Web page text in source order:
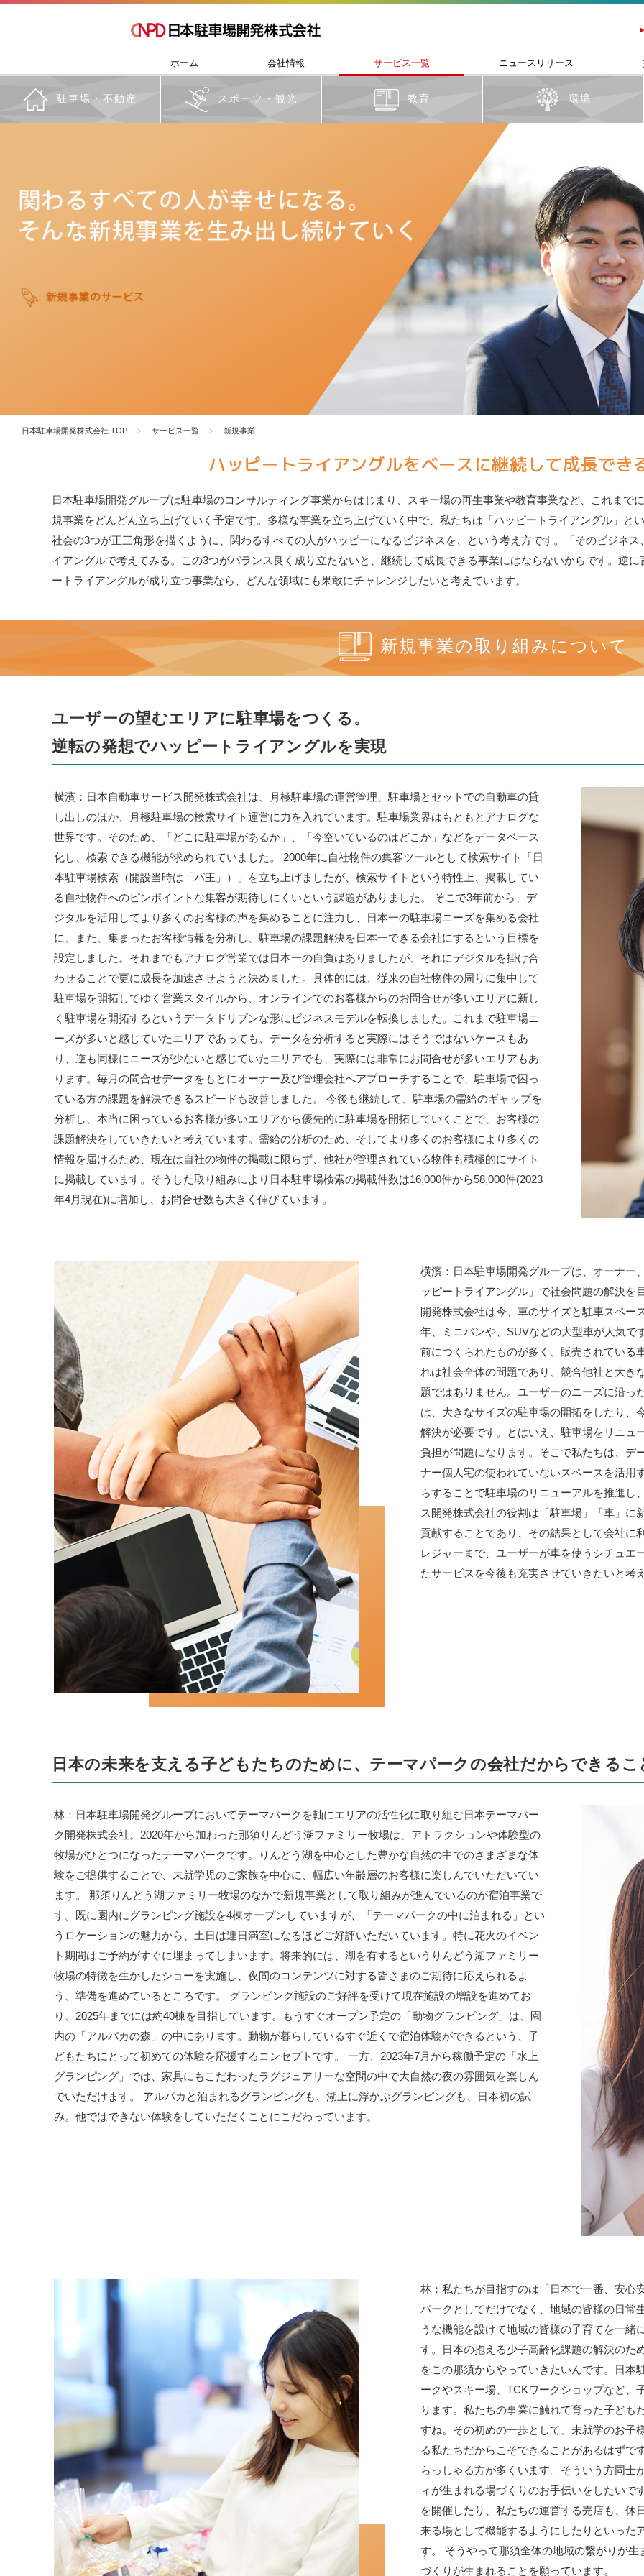
ホーム 会社情報 サービス一覧 ニュースリリース
駐車場・不動産 スポーツ・観光 教育 環境
日本駐車場開発株式会社 TOP サービス一覧 新規事業
ハッピートライアングルをベースに継続して成長でき
日本駐車場開発グループは駐車場のコンサルティング事業からはじまり、スキー場の再生事業や教育事業など、これまで
規事業をどんどん立ち上げていく予定です。多様な事業を立ち上げていく中で、私たちは「ハッピートライアングル」と
社会の3つが正三角形を描くように、関わるすべての人がハッピーになるビジネスを、という考え方です。「そのビジネ
イアングルで考えてみる。この3つがバランス良く成り立たないと、継続して成長できる事業にはならないからです。逆
ートライアングルが成り立つ事業なら、どんな領域にも果敢にチャレンジしたいと考えています。
新規事業の取り組みについて
ユーザーの望むエリアに駐車場をつくる。
逆転の発想でハッピートライアングルを実現
横濱：日本自動車サービス開発株式会社は、月極駐車場の運営管理、駐車場とセットでの自動車の貸
し出しのほか、月極駐車場の検索サイト運営に力を入れています。駐車場業界はもともとアナログな
世界です。そのため、「どこに駐車場があるか」、「今空いているのはどこか」などをデータベース
化し、検索できる機能が求められていました。 2000年に自社物件の集客ツールとして検索サイト「日
本駐車場検索（開設当時は「パ王」）」を立ち上げましたが、検索サイトという特性上、掲載してい
る自社物件へのピンポイントな集客が期待しにくいという課題がありました。 そこで3年前から、デ
ジタルを活用してより多くのお客様の声を集めることに注力し、日本一の駐車場ニーズを集める会社
に、また、集まったお客様情報を分析し、駐車場の課題解決を日本一できる会社にするという目標を
設定しました。それまでもアナログ営業では日本一の自負はありましたが、それにデジタルを掛け合
わせることで更に成長を加速させようと決めました。具体的には、従来の自社物件の周りに集中して
駐車場を開拓してゆく営業スタイルから、オンラインでのお客様からのお問合せが多いエリアに新し
く駐車場を開拓するというデータドリブンな形にビジネスモデルを転換しました。これまで駐車場ニ
ーズが多いと感じていたエリアであっても、データを分析すると実際にはそうではないケースもあ
り、逆も同様にニーズが少ないと感じていたエリアでも、実際には非常にお問合せが多いエリアもあ
ります。毎月の問合せデータをもとにオーナー及び管理会社へアプローチすることで、駐車場で困っ
ている方の課題を解決できるスピードも改善しました。 今後も継続して、駐車場の需給のギャップを
分析し、本当に困っているお客様が多いエリアから優先的に駐車場を開拓していくことで、お客様の
課題解決をしていきたいと考えています。需給の分析のため、そしてより多くのお客様により多くの
情報を届けるため、現在は自社の物件の掲載に限らず、他社が管理されている物件も積極的にサイト
に掲載しています。そうした取り組みにより日本駐車場検索の掲載件数は16,000件から58,000件(2023
年4月現在)に増加し、お問合せ数も大きく伸びています。
横濱：日本駐車場開発グループは、オーナー
ッピートライアングル」で社会問題の解決を
開発株式会社は今、車のサイズと駐車スペー
年、ミニバンや、SUVなどの大型車が人気で
前につくられたものが多く、販売されている
れは社会全体の問題であり、競合他社と大き
題ではありません。ユーザーのニーズに沿っ
は、大きなサイズの駐車場の開拓をしたり、
解決が必要です。とはいえ、駐車場をリニュ
負担が問題になります。そこで私たちは、デ
ナー個人宅の使われていないスペースを活用
らすることで駐車場のリニューアルを推進し
ス開発株式会社の役割は「駐車場」「車」に
貢献することであり、その結果として会社に
レジャーまで、ユーザーが車を使うシチュエ
たサービスを今後も充実させていきたいと考
日本の未来を支える子どもたちのために、テーマパークの会社だからできる
林：日本駐車場開発グループにおいてテーマパークを軸にエリアの活性化に取り組む日本テーマパー
ク開発株式会社。2020年から加わった那須りんどう湖ファミリー牧場は、アトラクションや体験型の
牧場がひとつになったテーマパークです。りんどう湖を中心とした豊かな自然の中でのさまざまな体
験をご提供することで、未就学児のご家族を中心に、幅広い年齢層のお客様に楽しんでいただいてい
ます。 那須りんどう湖ファミリー牧場のなかで新規事業として取り組みが進んでいるのが宿泊事業で
す。既に園内にグランピング施設を4棟オープンしていますが、「テーマパークの中に泊まれる」とい
うロケーションの魅力から、土日は連日満室になるほどご好評いただいています。特に花火のイベン
ト期間はご予約がすぐに埋まってしまいます。将来的には、湖を有するというりんどう湖ファミリー
牧場の特徴を生かしたショーを実施し、夜間のコンテンツに対する皆さまのご期待に応えられるよ
う、準備を進めているところです。 グランピング施設のご好評を受けて現在施設の増設を進めてお
り、2025年までには約40棟を目指しています。もうすぐオープン予定の「動物グランピング」は、園
内の「アルパカの森」の中にあります。動物が暮らしているすぐ近くで宿泊体験ができるという、子
どもたちにとって初めての体験を応援するコンセプトです。 一方、2023年7月から稼働予定の「水上
グランピング」では、家具にもこだわったラグジュアリーな空間の中で大自然の夜の雰囲気を楽しん
でいただけます。 アルパカと泊まれるグランピングも、湖上に浮かぶグランピングも、日本初の試
み。他ではできない体験をしていただくことにこだわっています。
林：私たちが目指すのは「日本で一番、安心
パークとしてだけでなく、地域の皆様の日常
うな機能を設けて地域の皆様の子育てを一緒
す。日本の抱える少子高齢化課題の解決のた
をこの那須からやっていきたいんです。日本
ークやスキー場、TCKワークショップなど、
ります。私たちの事業に触れて育った子ど
すね。その初めの一歩として、未就学のお子
る私たちだからこそできることがあるはずで
らっしゃる方が多くいます。そういう方同士
ィが生まれる場づくりのお手伝いをしたい
を開催したり、私たちの運営する売店も、休
来る場として機能するようにしたりといった
す。 そうやって那須全体の地域の繋がりが
づくりが生まれることを願っています。